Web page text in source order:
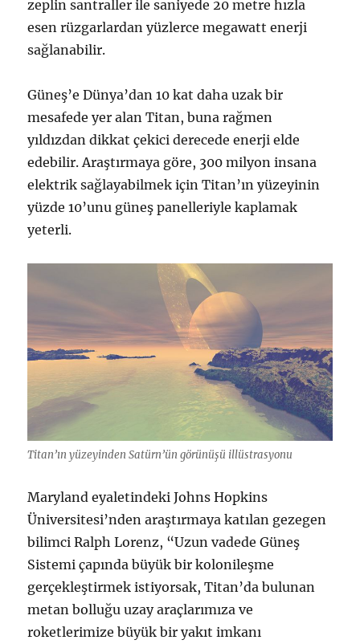
zeplin santraller ile saniyede 20 metre hızla
esen rüzgarlardan yüzlerce megawatt enerji
sağlanabilir.
Güneş’e Dünya’dan 10 kat daha uzak bir
mesafede yer alan Titan, buna rağmen
yıldızdan dikkat çekici derecede enerji elde
edebilir. Araştırmaya göre, 300 milyon insana
elektrik sağlayabilmek için Titan’ın yüzeyinin
yüzde 10’unu güneş panelleriyle kaplamak
yeterli.
Titan’ın yüzeyinden Satürn’ün görünüşü illüstrasyonu
Maryland eyaletindeki Johns Hopkins
Üniversitesi’nden araştırmaya katılan gezegen
bilimci Ralph Lorenz, “Uzun vadede Güneş
Sistemi çapında büyük bir kolonileşme
gerçekleştirmek istiyorsak, Titan’da bulunan
metan bolluğu uzay araçlarımıza ve
roketlerimize büyük bir yakıt imkanı